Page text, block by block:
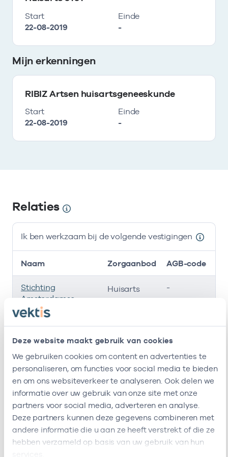
Deze website maakt gebruik van cookies
We gebruiken cookies om content en advertenties te
personaliseren, om functies voor social media te bieden
en om ons websiteverkeer te analyseren. Ook delen we
informatie over uw gebruik van onze site met onze
partners voor social media, adverteren en analyse.
Deze partners kunnen deze gegevens combineren met
andere informatie die u aan ze heeft verstrekt of die ze
hebben verzameld op basis van uw gebruik van hun
Start
22-08-2019
Einde
-
Mijn erkenningen
RIBIZ Artsen huisartsgeneeskunde
Start
22-08-2019
Einde
-
Relaties
Ik ben werkzaam bij de volgende vestigingen
Ik ben werkzaam bij de volgende vestigingen
Naam Zorgaanbod AGB-code
Stichting
Amsterdamse
Gezondheidscentra
Huisarts -
Huisarts
So Care Huisarts -
Ik heb een arbeidsrelatie met
Naam Rol AGB-code